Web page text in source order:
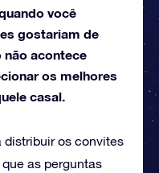
você
gostariam de
não acontece
os melhores
casal.
distribuir os convites
as perguntas